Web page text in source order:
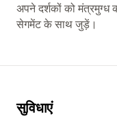
अपने दर्शकों को
सेगमेंट के साथ जुड़ें।
सुविधाएं